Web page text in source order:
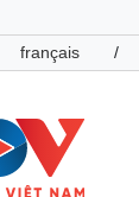
français /